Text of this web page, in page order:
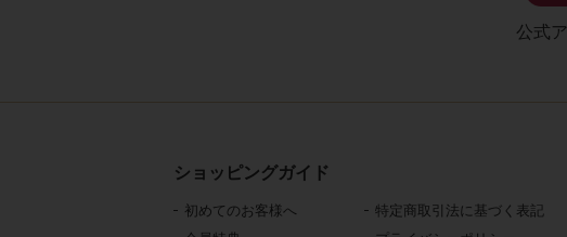
公式
ショッピングガイド
初めてのお客様へ
特定商取引法に基づく表記